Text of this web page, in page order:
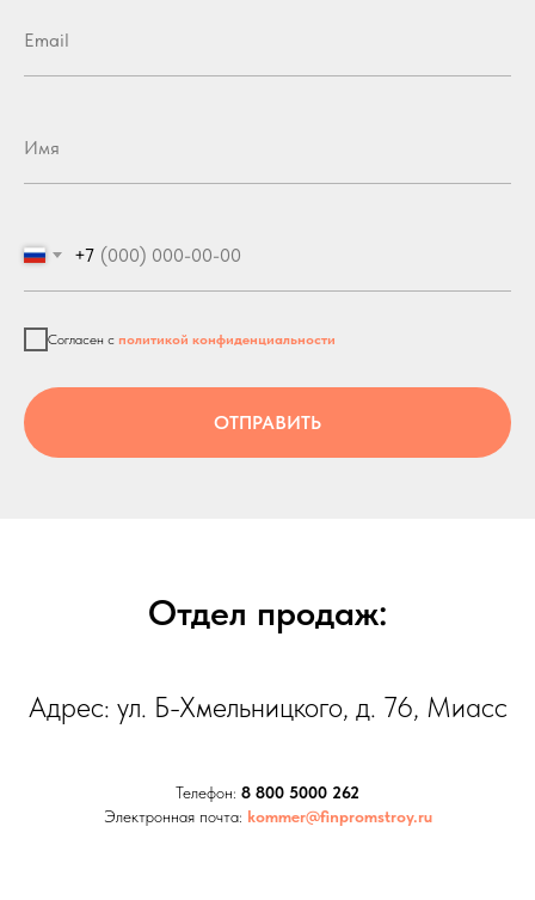
+7
Согласен с политикой конфиденциальности
ОТПРАВИТЬ
Отдел продаж:
Адрес: ул. Б-Хмельницкого, д. 76, Миасс
Телефон: 8 800 5000 262
Электронная почта: kommer@finpromstroy.ru